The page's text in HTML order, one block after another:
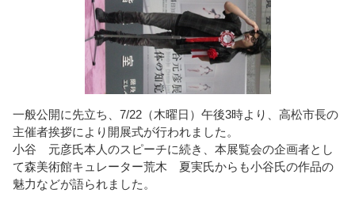
一般公開に先立ち、7/22（木曜日）午後3時より、高松市長の
主催者挨拶により開展式が行われました。
小谷 元彦氏本人のスピーチに続き、本展覧会の企画者とし
て森美術館キュレーター荒木 夏実氏からも小谷氏の作品の
魅力などが語られました。